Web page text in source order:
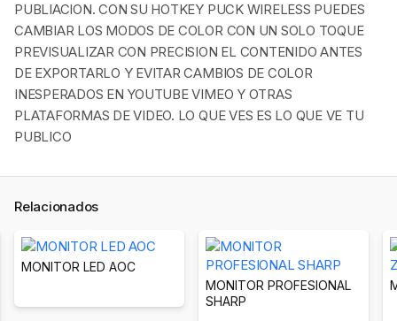
PUBLIACION. CON SU HOTKEY PUCK WIRELESS PUEDES
CAMBIAR LOS MODOS DE COLOR CON UN SOLO TOQUE
PREVISUALIZAR CON PRECISION EL CONTENIDO ANTES
DE EXPORTARLO Y EVITAR CAMBIOS DE COLOR
INESPERADOS EN YOUTUBE VIMEO Y OTRAS
PLATAFORMAS DE VIDEO. LO QUE VES ES LO QUE VE TU
PUBLICO
Relacionados
MONITOR LED AOC
MONITOR PROFESIONAL
SHARP